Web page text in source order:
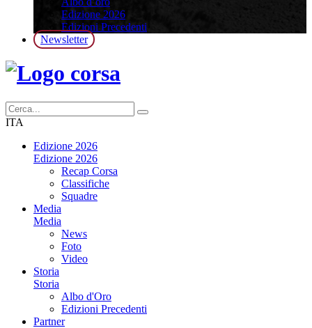
Edizione 2026
Edizioni Precedenti
Newsletter
ITA
Edizione 2026
Edizione 2026
Recap Corsa
Classifiche
Squadre
Media
Media
News
Foto
Video
Storia
Storia
Albo d'Oro
Edizioni Precedenti
Partner